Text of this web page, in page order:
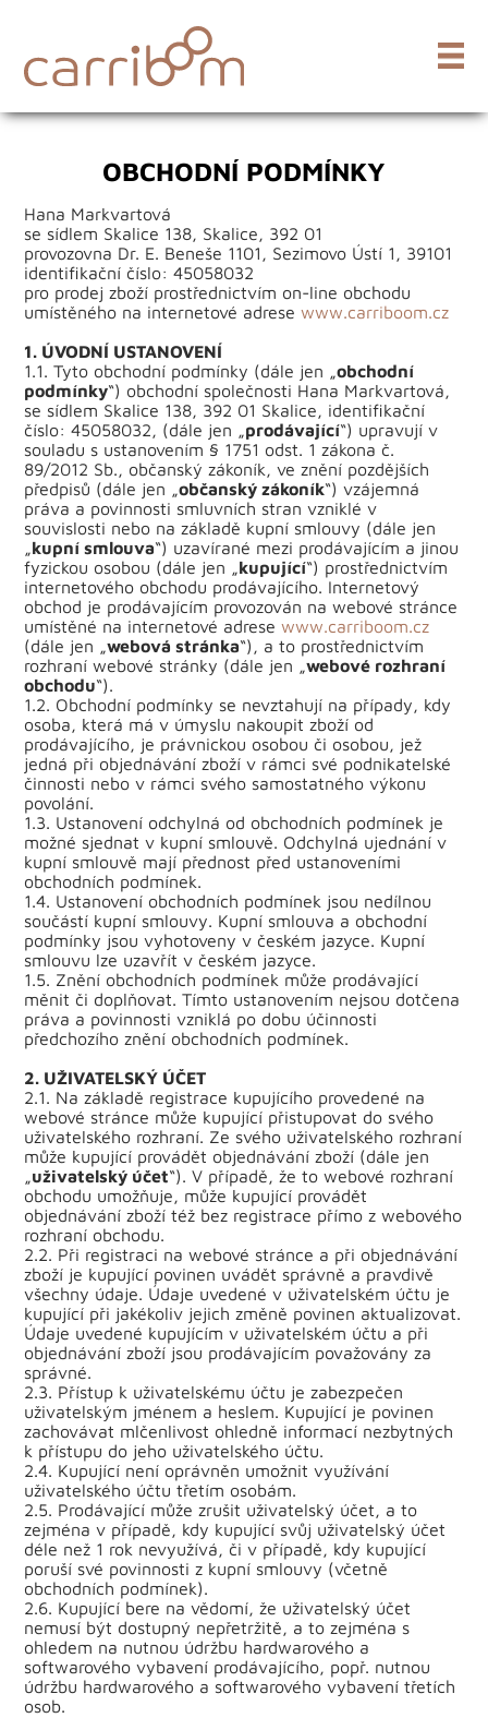
OBCHODNÍ PODMÍNKY
Hana Markvartová
se sídlem Skalice 138, Skalice, 392 01
provozovna Dr. E. Beneše 1101, Sezimovo Ústí 1, 39101
identifikační číslo: 45058032
pro prodej zboží prostřednictvím on-line obchodu
umístěného na internetové adresewww.carriboom.cz
1. ÚVODNÍ USTANOVENÍ
1.1. Tyto obchodní podmínky (dále jen „obchodní
podmínky“) obchodní společnosti Hana Markvartová,
se sídlem Skalice 138, 392 01 Skalice, identifikační
číslo: 45058032, (dále jen „prodávající“) upravují v
souladu s ustanovením § 1751 odst. 1 zákona č.
89/2012 Sb., občanský zákoník, ve znění pozdějších
předpisů (dále jen „občanský zákoník“) vzájemná
práva a povinnosti smluvních stran vzniklé v
souvislosti nebo na základě kupní smlouvy (dále jen
„kupní smlouva“) uzavírané mezi prodávajícím a jinou
fyzickou osobou (dále jen „kupující“) prostřednictvím
internetového obchodu prodávajícího. Internetový
obchod je prodávajícím provozován na webové stránce
umístěné na internetové adresewww.carriboom.cz
(dále jen „webová stránka“), a to prostřednictvím
rozhraní webové stránky (dále jen „webové rozhraní
obchodu“).
1.2. Obchodní podmínky se nevztahují na případy, kdy
osoba, která má v úmyslu nakoupit zboží od
prodávajícího, je právnickou osobou či osobou, jež
jedná při objednávání zboží v rámci své podnikatelské
činnosti nebo v rámci svého samostatného výkonu
povolání.
1.3. Ustanovení odchylná od obchodních podmínek je
možné sjednat v kupní smlouvě. Odchylná ujednání v
kupní smlouvě mají přednost před ustanoveními
obchodních podmínek.
1.4. Ustanovení obchodních podmínek jsou nedílnou
součástí kupní smlouvy. Kupní smlouva a obchodní
podmínky jsou vyhotoveny v českém jazyce. Kupní
smlouvu lze uzavřít v českém jazyce.
1.5. Znění obchodních podmínek může prodávající
měnit či doplňovat. Tímto ustanovením nejsou dotčena
práva a povinnosti vzniklá po dobu účinnosti
předchozího znění obchodních podmínek.
2. UŽIVATELSKÝ ÚČET
2.1. Na základě registrace kupujícího provedené na
webové stránce může kupující přistupovat do svého
uživatelského rozhraní. Ze svého uživatelského rozhraní
může kupující provádět objednávání zboží (dále jen
„uživatelský účet“). V případě, že to webové rozhraní
obchodu umožňuje, může kupující provádět
objednávání zboží též bez registrace přímo z webového
rozhraní obchodu.
2.2. Při registraci na webové stránce a při objednávání
zboží je kupující povinen uvádět správně a pravdivě
všechny údaje. Údaje uvedené v uživatelském účtu je
kupující při jakékoliv jejich změně povinen aktualizovat.
Údaje uvedené kupujícím v uživatelském účtu a při
objednávání zboží jsou prodávajícím považovány za
správné.
2.3. Přístup k uživatelskému účtu je zabezpečen
uživatelským jménem a heslem. Kupující je povinen
zachovávat mlčenlivost ohledně informací nezbytných
k přístupu do jeho uživatelského účtu.
2.4. Kupující není oprávněn umožnit využívání
uživatelského účtu třetím osobám.
2.5. Prodávající může zrušit uživatelský účet, a to
zejména v případě, kdy kupující svůj uživatelský účet
déle než 1 rok nevyužívá, či v případě, kdy kupující
poruší své povinnosti z kupní smlouvy (včetně
obchodních podmínek).
2.6. Kupující bere na vědomí, že uživatelský účet
nemusí být dostupný nepřetržitě, a to zejména s
ohledem na nutnou údržbu hardwarového a
softwarového vybavení prodávajícího, popř. nutnou
údržbu hardwarového a softwarového vybavení třetích
osob.